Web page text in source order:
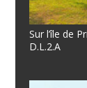
Sur l’île de
D.L.2.A